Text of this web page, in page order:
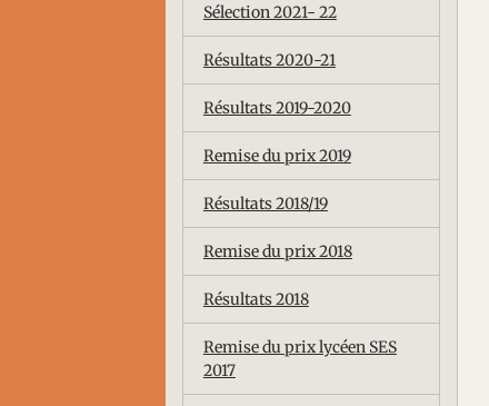
Sélection 2021- 22
Résultats 2020-21
Résultats 2019-2020
Remise du prix 2019
Résultats 2018/19
Remise du prix 2018
Résultats 2018
Remise du prix lycéen SES
2017